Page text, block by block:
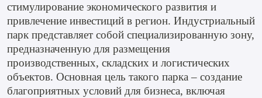
стимулирование экономического развития и
привлечение инвестиций в регион. Индустриальный
парк представляет собой специализированную зону,
предназначенную для размещения
производственных, складских и логистических
объектов. Основная цель такого парка – создание
благоприятных условий для бизнеса, включая